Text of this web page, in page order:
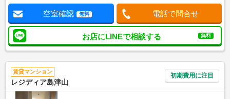
空室確認 無料 電話で問合せ
お店にLINEで相談する 無料
賃貸マンション
レジディア島津山
初期費用に注目